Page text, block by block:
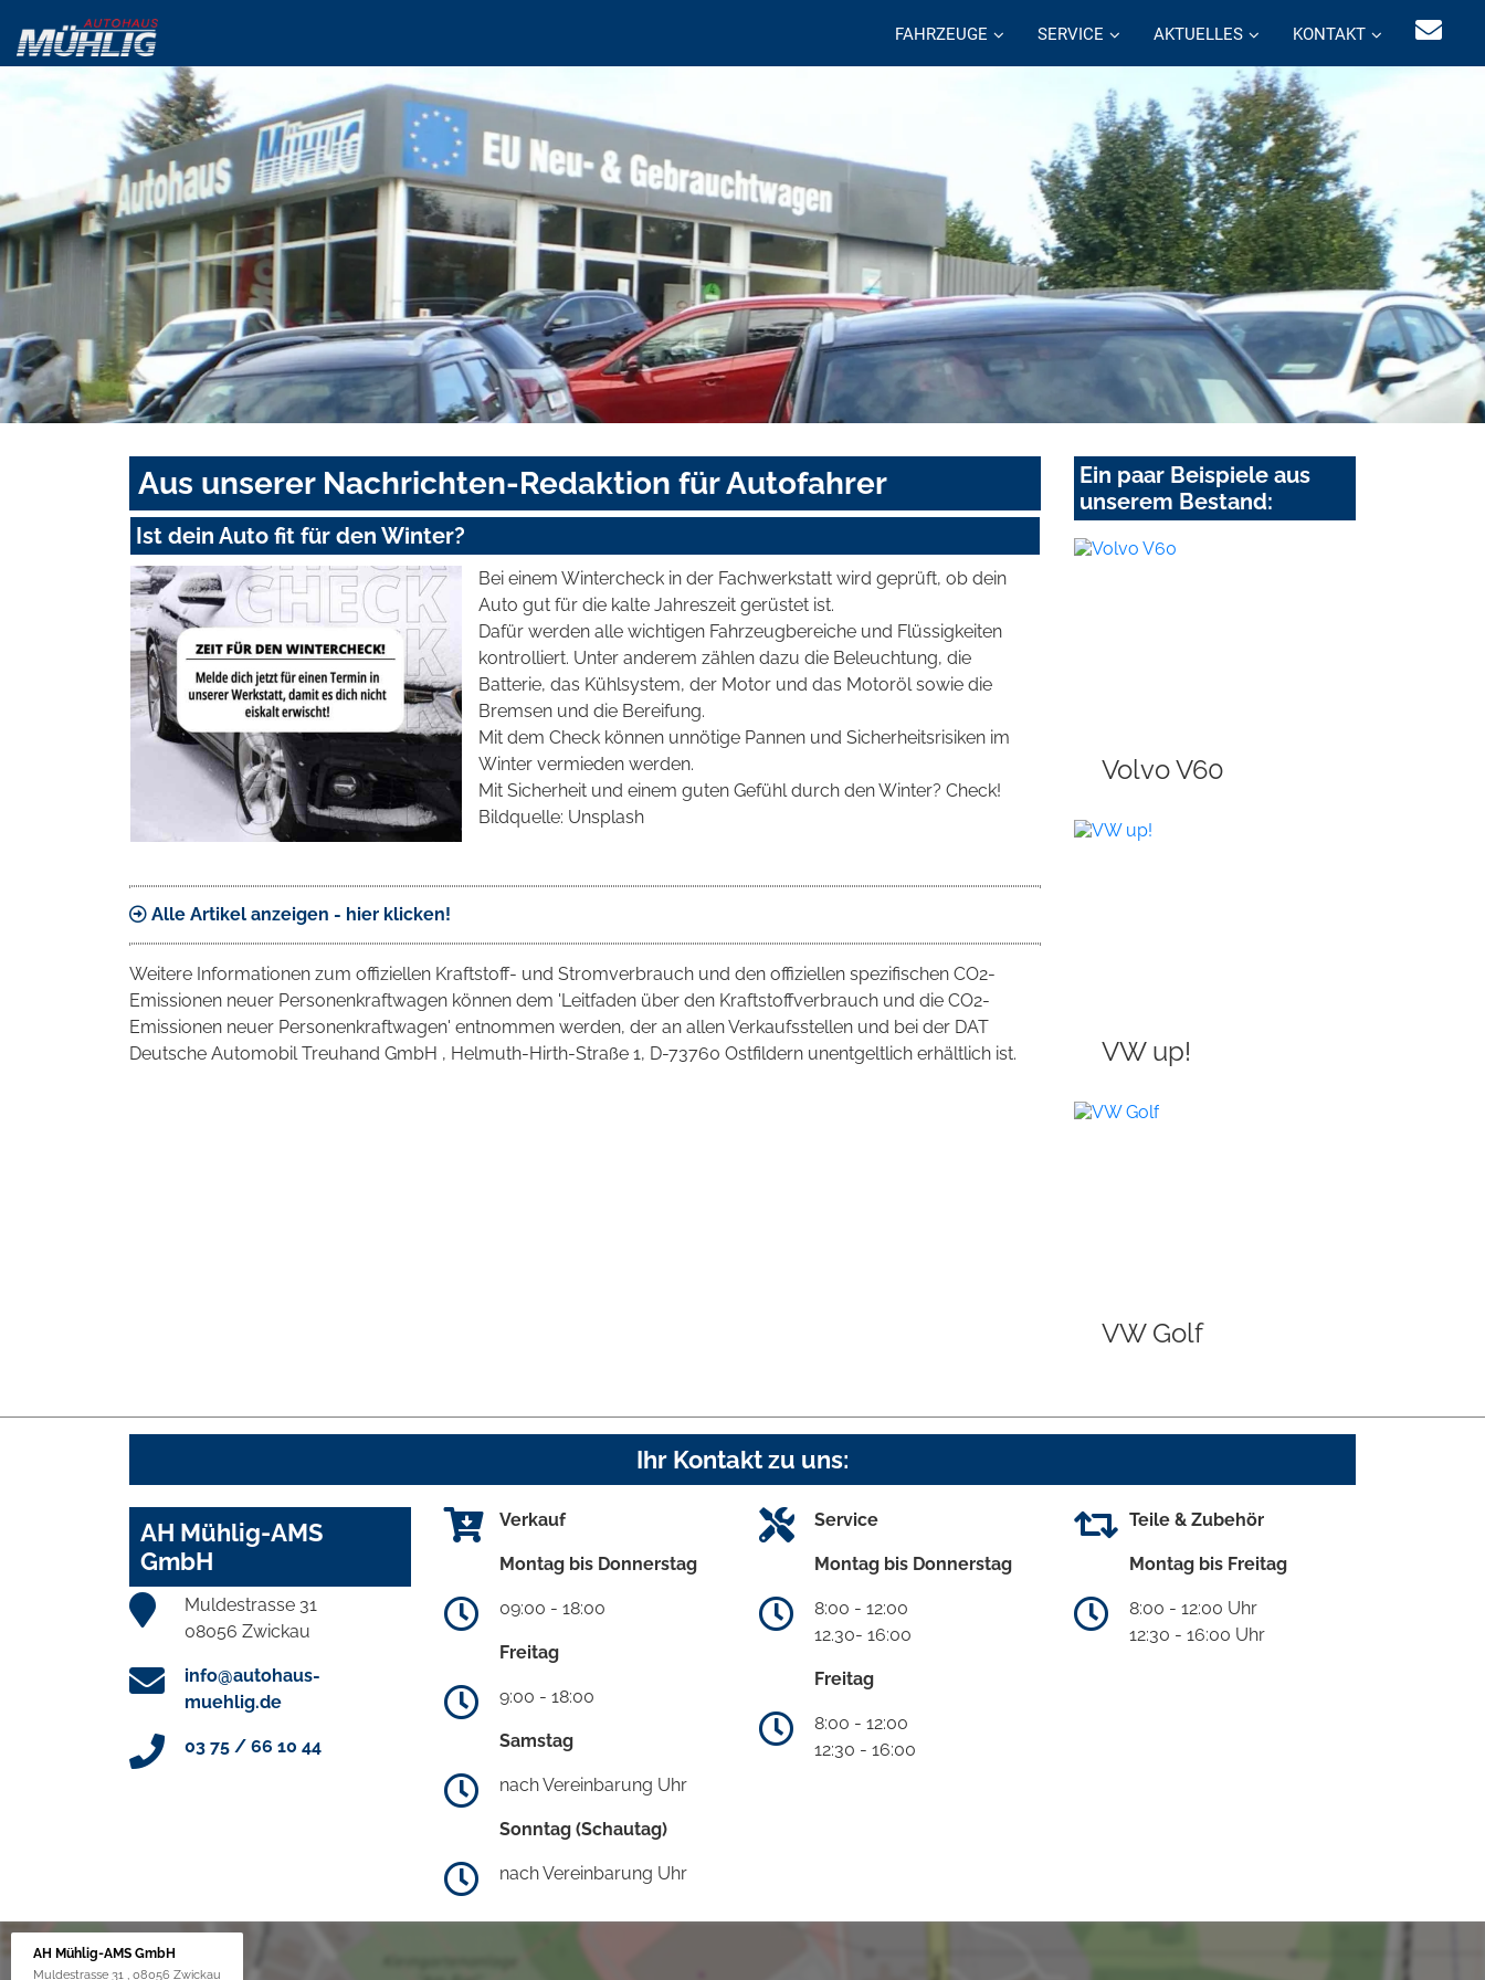
FAHRZEUGE SERVICE AKTUELLES KONTAKT
Aus unserer Nachrichten-Redaktion für Autofahrer
Ist dein Auto fit für den Winter?
Bei einem Wintercheck in der Fachwerkstatt wird geprüft, ob dein
Auto gut für die kalte Jahreszeit gerüstet ist.
Dafür werden alle wichtigen Fahrzeugbereiche und Flüssigkeiten
kontrolliert. Unter anderem zählen dazu die Beleuchtung, die
Batterie, das Kühlsystem, der Motor und das Motoröl sowie die
Bremsen und die Bereifung.
Mit dem Check können unnötige Pannen und Sicherheitsrisiken im
Winter vermieden werden.
Mit Sicherheit und einem guten Gefühl durch den Winter? Check!
Bildquelle: Unsplash
Alle Artikel anzeigen - hier klicken!
Weitere Informationen zum offiziellen Kraftstoff- und Stromverbrauch und den offiziellen spezifischen CO2-
Emissionen neuer Personenkraftwagen können dem 'Leitfaden über den Kraftstoffverbrauch und die CO2-
Emissionen neuer Personenkraftwagen' entnommen werden, der an allen Verkaufsstellen und bei der DAT
Deutsche Automobil Treuhand GmbH , Helmuth-Hirth-Straße 1, D-73760 Ostfildern unentgeltlich erhältlich ist.
Ein paar Beispiele aus
unserem Bestand:
Volvo V60
VW up!
VW Golf
Ihr Kontakt zu uns:
AH Mühlig-AMS
GmbH
Muldestrasse 31
08056 Zwickau
info@autohaus-
muehlig.de
03 75 / 66 10 44
Verkauf
Montag bis Donnerstag
09:00 - 18:00
Freitag
9:00 - 18:00
Samstag
nach Vereinbarung Uhr
Sonntag (Schautag)
nach Vereinbarung Uhr
Service
Montag bis Donnerstag
8:00 - 12:00
12.30- 16:00
Freitag
8:00 - 12:00
12:30 - 16:00
Teile & Zubehör
Montag bis Freitag
8:00 - 12:00 Uhr
12:30 - 16:00 Uhr
AH Mühlig-AMS GmbH
Muldestrasse 31 , 08056 Zwickau